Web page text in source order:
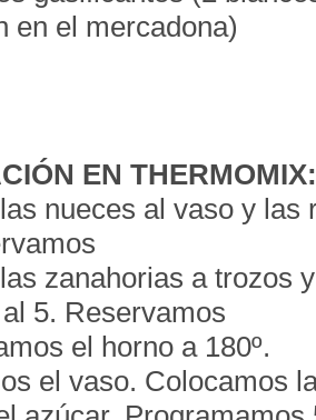
en el mercadona)
EN THERMOMIX:
nueces al vaso y las
zanahorias a trozos
5. Reservamos
el horno a 180º.
el vaso. Colocamos